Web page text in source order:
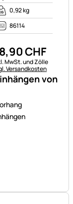
von
0,92 kg
86114
,90CHF
MwSt. und Zölle
Versandkosten